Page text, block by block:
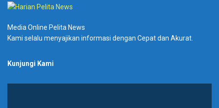
Media Online Pelita News
Kami selalu menyajikan informasi dengan Cepat dan Akurat.
Kunjungi Kami